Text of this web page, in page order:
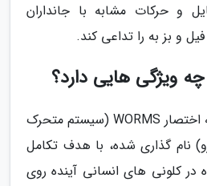
و حرکات مشابه با جانداران
و بز به را تداعی کند.
ماه نورد مورد بحث که به اختصار WORMS (سیستم متحرک
نام گذاری شده، با هدف تکامل
در کلونی های انسانی آینده روی